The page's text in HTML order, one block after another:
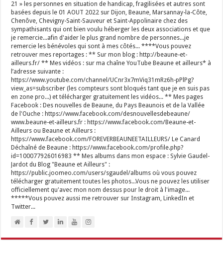
21 » les personnes en situation de handicap, fragilisées et autres sont
basées depuis le 01 AOUT 2022 sur Dijon, Beaune, Marsannay-la-Côte,
Chenôve, Chevigny-Saint-Sauveur et Saint-Appolinaire chez des
sympathisants qui ont bien voulu héberger les deux associations et que
je remercie...afin d'aider le plus grand nombre de personnes...je
remercie les bénévoles qui sont à mes côtés... ****Vous pouvez
retrouver mes reportages : ** Sur mon blog : http://beaune-et-
ailleurs.fr/ ** Mes vidéos : sur ma chaîne YouTube Beaune et ailleurs* à
l’adresse suivante :
https://www.youtube.com/channel/UCnr3x7mViq31mRz6h-pPlPg?
view_as=subscriber (les compteurs sont bloqués tant que je en suis pas
en zone pro...) et télécharger gratuitement les vidéos... ** Mes pages
Facebook : Des nouvelles de Beaune, du Pays Beaunois et de la Vallée
de l'Ouche : https://www.facebook.com/desnouvellesdebeaune/
www.beaune-et-ailleurs.fr : https://www.facebook.com/Beaune-et-
Ailleurs ou Beaune et Ailleurs :
https://www.facebook.com/FOREVERBEAUNEETAILLEURS/ Le Canard
Déchaîné de Beaune : https://www.facebook.com/profile.php?
id=100077926016983 ** Mes albums dans mon espace : Sylvie Gaudel-
Jardot du Blog "Beaune et Ailleurs" :
https://public.joomeo.com/users/sgaudel/albums où vous pouvez
télécharger gratuitement toutes les photos...Vous ne pouvez les utiliser
officiellement qu'avec mon nom dessus pour le droit à l'image...
*****Vous pouvez aussi me retrouver sur Instagram, LinkedIn et
Twitter...